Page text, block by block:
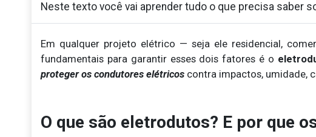
Neste texto você vai aprender tudo o que precisa saber
Em qualquer projeto elétrico — seja ele residencial,
fundamentais para garantir esses dois fatores é o
proteger os condutores elétricos contra impactos, umidade,
O que são eletrodutos? E por que